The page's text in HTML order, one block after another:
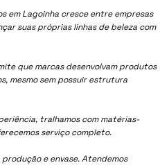
emLagoinha cresce entre empresas
suas próprias linhas de beleza com
que marcas desenvolvam produtos
mesmo sem possuir estrutura
tralhamos com matérias-
serviço completo.
e envase. Atendemos